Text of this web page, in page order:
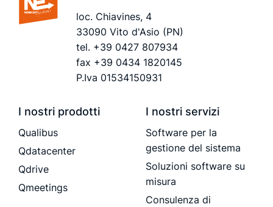
loc. Chiavines, 4
33090 Vito d'Asio (PN)
tel. +39 0427 807934
fax +39 0434 1820145
P.Iva 01534150931
I nostri prodotti
Qualibus
Qdatacenter
Qdrive
Qmeetings
I nostri servizi
Software per la
gestione del sistema
Soluzioni software su
misura
Consulenza di